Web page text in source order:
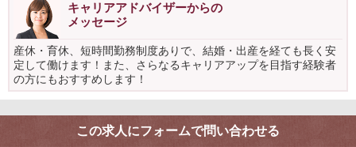
キャリアアドバイザーからの
メッセージ
産休・育休、短時間勤務制度ありで、結婚・出産を経ても長く安
定して働けます！また、さらなるキャリアアップを目指す経験者
の方にもおすすめします！
この求人にフォームで問い合わせる